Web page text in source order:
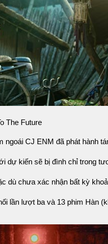
The Future
ngoái CJ ENM đã phát hành
dự kiến ​​sẽ bị đình chỉ trong
dù chưa xác nhận bất kỳ
lần lượt ba và 13 phim Hàn